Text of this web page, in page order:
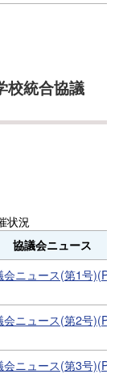
校統合協議
状況
協議会ニュース
会ニュース(第1号
会ニュース(第2号
会ニュース(第3号